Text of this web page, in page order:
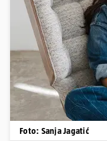
Foto: Sanja Jagatić